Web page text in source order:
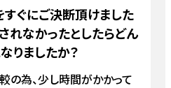
ぐにご決断頂けました
れなかったとしたらどん
りましたか？
の為、少し時間がかかって